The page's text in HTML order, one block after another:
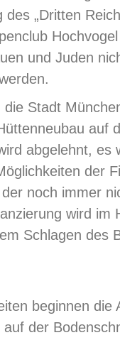
des „Dritten
und Juden
Stadt
auf
abgelehnt, es
der
noch immer
wird im
Schlagen des
beginnen die
der